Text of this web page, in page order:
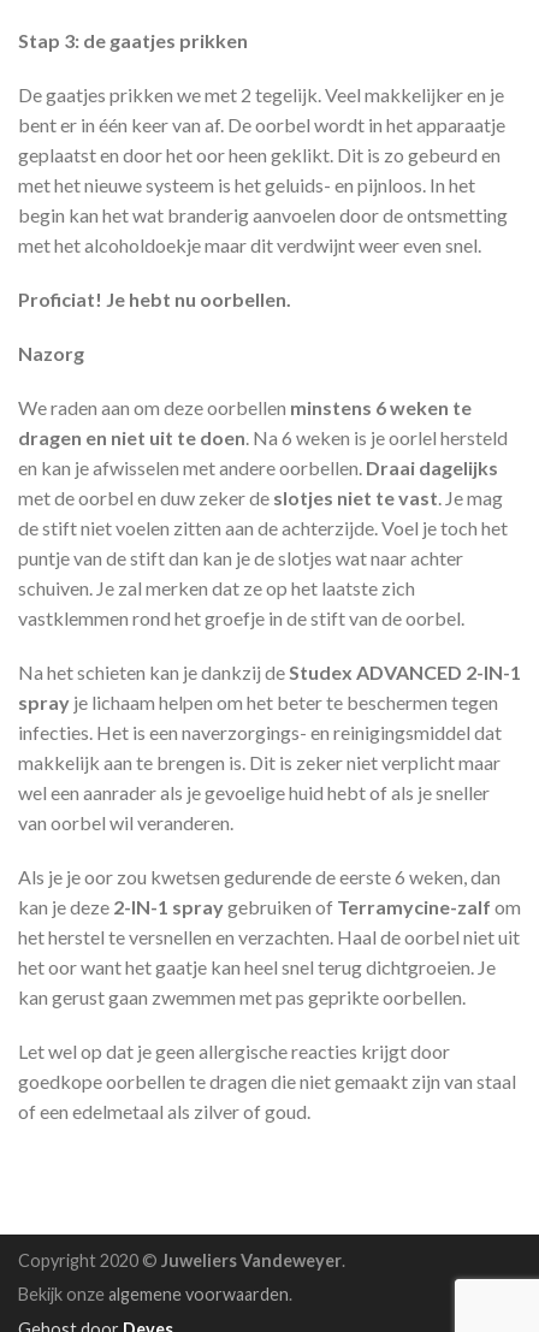
Stap 3: de gaatjes prikken
De gaatjes prikken we met 2 tegelijk. Veel makkelijker en je
bent er in één keer van af. De oorbel wordt in het apparaatje
geplaatst en door het oor heen geklikt. Dit is zo gebeurd en
met het nieuwe systeem is het geluids- en pijnloos. In het
begin kan het wat branderig aanvoelen door de ontsmetting
met het alcoholdoekje maar dit verdwijnt weer even snel.
Proficiat! Je hebt nu oorbellen.
Nazorg
We raden aan om deze oorbellen minstens 6 weken te
dragen en niet uit te doen. Na 6 weken is je oorlel hersteld
en kan je afwisselen met andere oorbellen. Draai dagelijks
met de oorbel en duw zeker de slotjes niet te vast. Je mag
de stift niet voelen zitten aan de achterzijde. Voel je toch het
puntje van de stift dan kan je de slotjes wat naar achter
schuiven. Je zal merken dat ze op het laatste zich
vastklemmen rond het groefje in de stift van de oorbel.
Na het schieten kan je dankzij deStudex ADVANCED 2-IN-1
spray je lichaam helpen om het beter te beschermen tegen
infecties. Het is een naverzorgings- en reinigingsmiddel dat
makkelijk aan te brengen is. Dit is zeker niet verplicht maar
wel een aanrader als je gevoelige huid hebt of als je sneller
van oorbel wil veranderen.
Als je je oor zou kwetsen gedurende de eerste 6 weken, dan
kan je deze 2-IN-1 spraygebruiken of Terramycine-zalf om
het herstel te versnellen en verzachten. Haal de oorbel niet uit
het oor want het gaatje kan heel snel terug dichtgroeien. Je
kan gerust gaan zwemmen met pas geprikte oorbellen.
Let wel op dat je geen allergische reacties krijgt door
goedkope oorbellen te dragen die niet gemaakt zijn van staal
of een edelmetaal als zilver of goud.
Copyright 2020 © Juweliers Vandeweyer.
Bekijk onzealgemene voorwaarden.